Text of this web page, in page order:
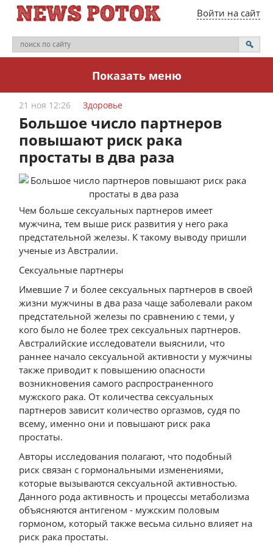
Войти на сайт
Показать меню
21 ноя 12:26 Здоровье
Большое число партнеров
повышают риск рака
простаты в два раза
Чем больше сексуальных партнеров имеет
мужчина, тем выше риск развития у него рака
предстательной железы. К такому выводу пришли
ученые из Австралии.
Сексуальные партнеры
Имевшие 7 и более сексуальных партнеров в своей
жизни мужчины в два раза чаще заболевали раком
предстательной железы по сравнению с теми, у
кого было не более трех сексуальных партнеров.
Австралийские исследователи выяснили, что
раннее начало сексуальной активности у мужчины
также приводит к повышению опасности
возникновения самого распространенного
мужского рака. От количества сексуальных
партнеров зависит количество оргазмов, судя по
всему, именно они и повышают риск рака
простаты.
Авторы исследования полагают, что подобный
риск связан с гормональными изменениями,
которые вызываются сексуальной активностью.
Данного рода активность и процессы метаболизма
объясняются антигеном - мужским половым
гормоном, который также весьма сильно влияет на
риск рака простаты.